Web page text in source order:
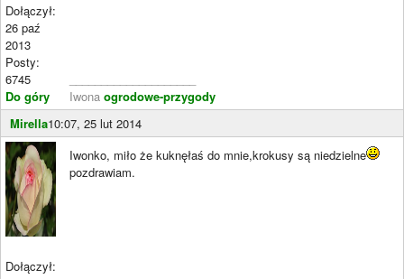
Dołączył:
26 paź
2013
Posty:
6745
Do góry
Iwona ogrodowe-przygody
Mirella10:07, 25 lut 2014
Dołączył:
Iwonko, miło że kuknęłaś do mnie,krokusy są niedzielne
pozdrawiam.